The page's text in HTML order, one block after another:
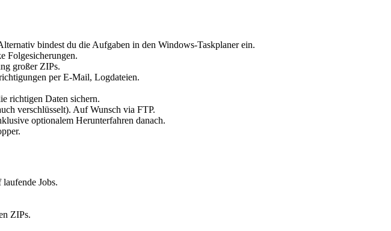
bindest du die Aufgaben in den Windows-Taskplaner ein.
Folgesicherungen.
großer ZIPs.
per E-Mail, Logdateien.
richtigen Daten sichern.
verschlüsselt). Auf Wunsch via FTP.
optionalem Herunterfahren danach.
Jobs.
ZIPs.